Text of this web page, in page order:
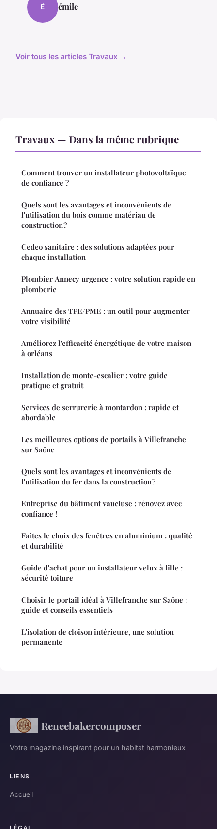
É émile
Voir tous les articles Travaux →
Travaux — Dans la même rubrique
Comment trouver un installateur photovoltaïque
de confiance ?
Quels sont les avantages et inconvénients de
l'utilisation du bois comme matériau de
construction ?
Cedeo sanitaire : des solutions adaptées pour
chaque installation
Plombier Annecy urgence : votre solution rapide en
plomberie
Annuaire des TPE/PME : un outil pour augmenter
votre visibilité
Améliorez l'efficacité énergétique de votre maison
à orléans
Installation de monte-escalier : votre guide
pratique et gratuit
Services de serrurerie à montardon : rapide et
abordable
Les meilleures options de portails à Villefranche
sur Saône
Quels sont les avantages et inconvénients de
l'utilisation du fer dans la construction ?
Entreprise du bâtiment vaucluse : rénovez avec
confiance !
Faites le choix des fenêtres en aluminium : qualité
et durabilité
Guide d'achat pour un installateur velux à lille :
sécurité toiture
Choisir le portail idéal à Villefranche sur Saône :
guide et conseils essentiels
L'isolation de cloison intérieure, une solution
permanente
Reneebakercomposer
Votre magazine inspirant pour un habitat harmonieux
LIENS
Accueil